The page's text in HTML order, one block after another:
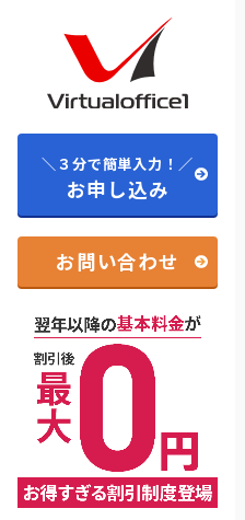
＼３分で簡単入力！／
お申し込み
お問い合わせ